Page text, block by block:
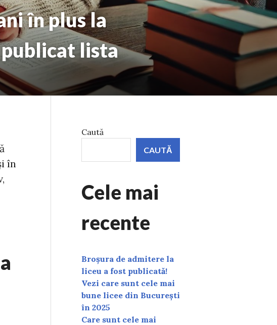
în plus la
publicat lista
în
Caută
CAUTĂ
Cele mai
recente
Broșura de admitere la
liceu a fost publicată!
Vezi care sunt cele mai
bune licee din București
în 2025
Care sunt cele mai